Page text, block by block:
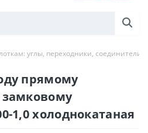
углы, переходники, соединители
прямому
1,0 холоднокатаная